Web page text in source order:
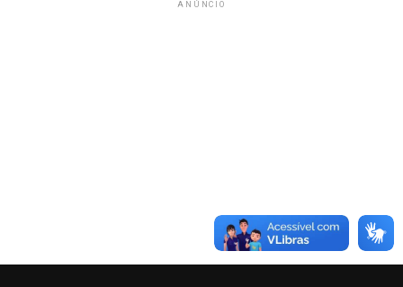
ANÚNCIO